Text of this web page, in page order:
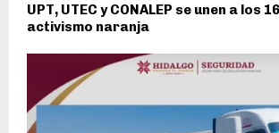
UPT, UTEC y CONALEP se unen a los
activismo naranja